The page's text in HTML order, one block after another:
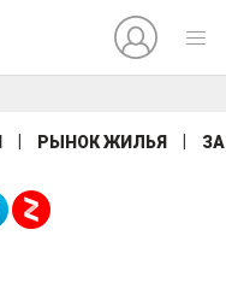
РЫНОК ЖИЛЬЯ